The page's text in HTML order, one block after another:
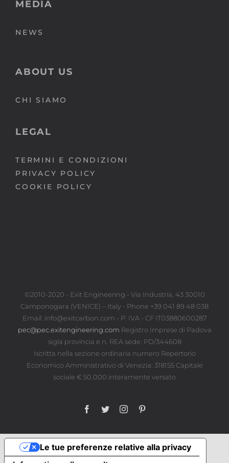
MEDIA
NEWS
ABOUT US
CHI SIAMO
LEGAL
TERMINI E CONDIZIONI
PRIVACY POLICY
COOKIE POLICY
©2010-2020 - Exit Engineering - Via Industria, 43 30010
Camponogara (VENICE) – Italy - Phone +39 041 89 48 038
Email: info@exitcarbon.com - P. IVA - CF IT03880600287
pec@pec.exitengineering.com Registro Imprese di Padova
sigla provincia e n. REA sede: PD/344608
Iscritta nella sezione ordinaria numero Repertorio
Economico Amministrativo di Venezia: 318155 Capitale
sociale € 50.000 interamente versato
Facebook
TwitterInstagram
Le tue preferenze relative alla privacy